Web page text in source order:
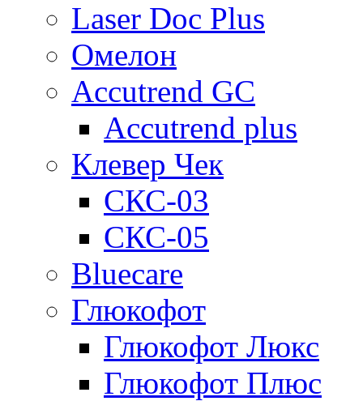
Laser Doc Plus
Омелон
Accutrend GC
Accutrend plus
Клевер Чек
СКС-03
СКС-05
Bluecare
Глюкофот
Глюкофот Люкс
Глюкофот Плюс